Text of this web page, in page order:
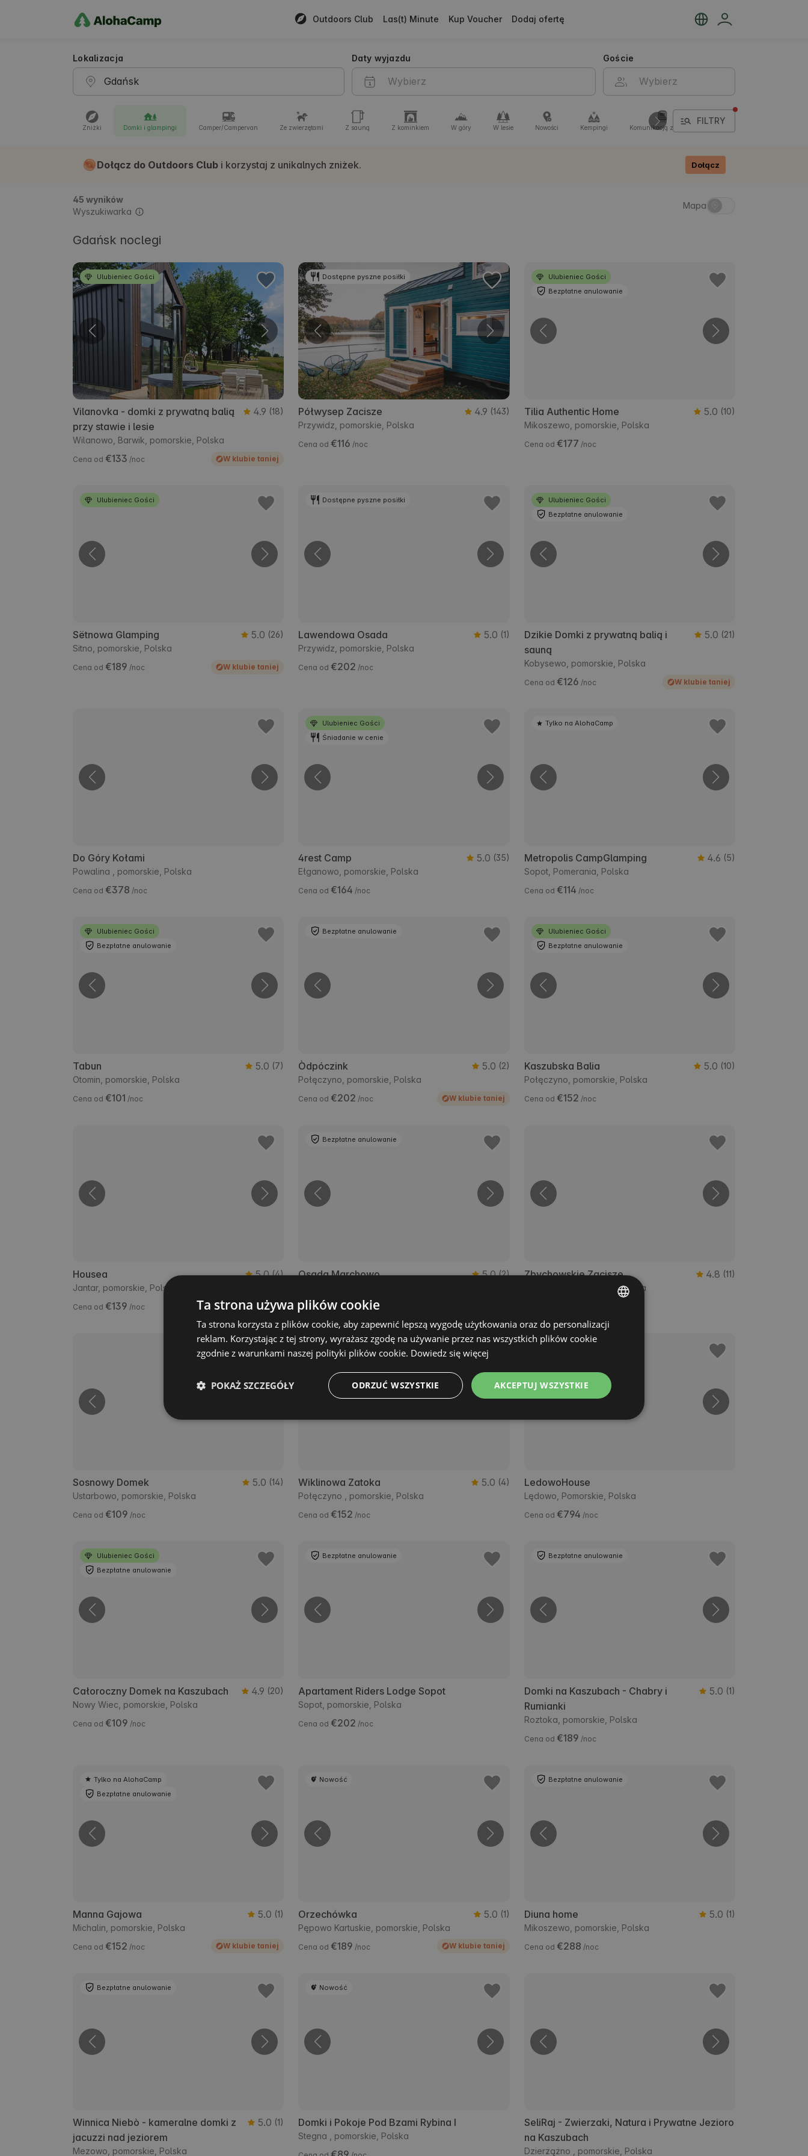
Outdoors Club Las(t) Minute Kup Voucher Dodaj ofertę
Lokalizacja Daty wyjazdu Goście
Zniżki Domki i glampingi Camper/Campervan Ze zwierzętami Z sauną Z kominkiem W góry W lesie Nowości Kempingi Komunikacją zbiorową
FILTRY
Dołącz do Outdoors Club i korzystaj z unikalnych zniżek. Dołącz
45 wyników
Wyszukiwarka
Mapa
Gdańsk noclegi
Ulubieniec Gości
Vilanovka - domki z prywatną balią
przy stawie i lesie
4.9 (18)
Wilanowo, Barwik, pomorskie, Polska
Cena od €133 /noc W klubie taniej
Dostępne pyszne posiłki
Półwysep Zacisze 4.9 (143)
Przywidz, pomorskie, Polska
Cena od €116 /noc
Ulubieniec Gości
Bezpłatne anulowanie
Tilia Authentic Home 5.0 (10)
Mikoszewo, pomorskie, Polska
Cena od €177 /noc
Ulubieniec Gości
Sëtnowa Glamping 5.0 (26)
Sitno, pomorskie, Polska
Cena od €189 /noc W klubie taniej
Dostępne pyszne posiłki
Lawendowa Osada 5.0 (1)
Przywidz, pomorskie, Polska
Cena od €202 /noc
Ulubieniec Gości
Bezpłatne anulowanie
Dzikie Domki z prywatną balią i
sauną
5.0 (21)
Kobysewo, pomorskie, Polska
Cena od €126 /noc W klubie taniej
Do Góry Kołami
Powalina , pomorskie, Polska
Cena od €378 /noc
Ulubieniec Gości
Śniadanie w cenie
4rest Camp 5.0 (35)
Ełganowo, pomorskie, Polska
Cena od €164 /noc
Tylko na AlohaCamp
Metropolis CampGlamping 4.6 (5)
Sopot, Pomerania, Polska
Cena od €114 /noc
Ulubieniec Gości
Bezpłatne anulowanie
Tabun 5.0 (7)
Otomin, pomorskie, Polska
Cena od €101 /noc
Bezpłatne anulowanie
Òdpóczink 5.0 (2)
Połęczyno, pomorskie, Polska
Cena od €202 /noc W klubie taniej
Ulubieniec Gości
Bezpłatne anulowanie
Kaszubska Balia 5.0 (10)
Połęczyno, pomorskie, Polska
Cena od €152 /noc
Housea 5.0 (4)
Jantar, pomorskie, Polska
Cena od €139 /noc
Bezpłatne anulowanie
Osada Marchowo 5.0 (2)
Cena od€177/noc
Zbychowskie Zacisze 4.8 (11)
Zbychowo, pomorskie, Polska
Sosnowy Domek 5.0 (14)
Ustarbowo, pomorskie, Polska
Cena od €109 /noc
Wiklinowa Zatoka 5.0 (4)
Połęczyno , pomorskie, Polska
Cena od €152 /noc
LedowoHouse
Lędowo, Pomorskie, Polska
Cena od €794 /noc
Ulubieniec Gości
Bezpłatne anulowanie
Całoroczny Domek na Kaszubach 4.9 (20)
Nowy Wiec, pomorskie, Polska
Cena od €109 /noc
Bezpłatne anulowanie
Apartament Riders Lodge Sopot
Sopot, pomorskie, Polska
Cena od €202 /noc
Bezpłatne anulowanie
Domki na Kaszubach - Chabry i
Rumianki
5.0 (1)
Roztoka, pomorskie, Polska
Cena od €189 /noc
Tylko na AlohaCamp
Bezpłatne anulowanie
Manna Gajowa 5.0 (1)
Michalin, pomorskie, Polska
Cena od €152 /noc W klubie taniej
Nowość
Orzechówka 5.0 (1)
Pępowo Kartuskie, pomorskie, Polska
Cena od €189 /noc W klubie taniej
Bezpłatne anulowanie
Diuna home 5.0 (1)
Mikoszewo, pomorskie, Polska
Cena od €288 /noc
Bezpłatne anulowanie
Winnica Niebò - kameralne domki z
jacuzzi nad jeziorem
5.0 (1)
Mezowo, pomorskie, Polska
Nowość
Domki i Pokoje Pod Bzami Rybina I
Stegna , pomorskie, Polska
SeliRaj - Zwierzaki, Natura i Prywatne Jezioro
na Kaszubach
Dzierżążno , pomorskie, Polska
ENGLISH
SPANISH
GERMAN
Ta strona używa plików cookie
Ta strona korzysta z plików cookie, aby zapewnić lepszą wygodę użytkowania oraz do personalizacji
reklam. Korzystając z tej strony, wyrażasz zgodę na używanie przez nas wszystkich plików cookie
zgodnie z warunkami naszej polityki plików cookie. Dowiedz się więcej
AKCEPTUJ WSZYSTKIE
ODRZUĆ WSZYSTKIE
POKAŻ SZCZEGÓŁY